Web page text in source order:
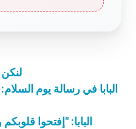
البابا في رسالة يوم
البابا: "إفتحوا